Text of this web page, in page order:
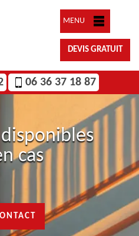
MENU
DEVIS GRATUIT
06 36 37 18 87
cas